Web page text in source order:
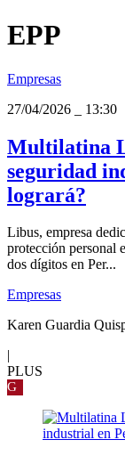
EPP
Empresas
27/04/2026
13:30
Multilatina
seguridad
logrará?
Libus, empresa
protección personal
dos dígitos en Per...
Empresas
Karen Guardia
PLUS
G